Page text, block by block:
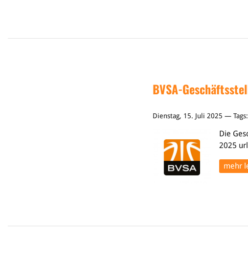
BVSA-
Dienstag, 15. Juli 2025 — Tags:
Die
2025
mehr